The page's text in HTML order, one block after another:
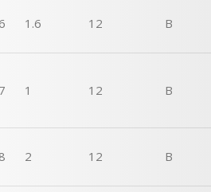
1.6 12 B
1 12 B
2 12 B